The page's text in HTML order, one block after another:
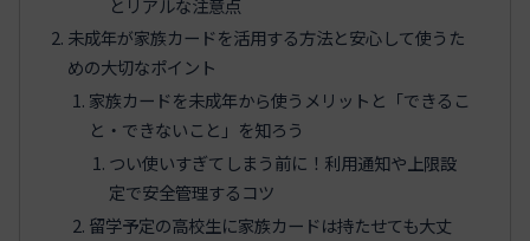
未成年が家族カードを活用する方法と安心して使うた
めの大切なポイント
家族カードを未成年から使うメリットと「できるこ
と・できないこと」を知ろう
つい使いすぎてしまう前に！利用通知や上限設
定で安全管理するコツ
留学予定の高校生に家族カードは持たせても大丈